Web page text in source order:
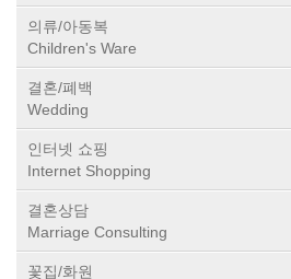
의류/아동복
Children's Ware
결혼/폐백
Wedding
인터넷 쇼핑
Internet Shopping
결혼상담
Marriage Consulting
꽃집/화원